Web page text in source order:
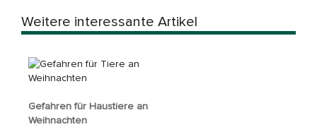
Weitere interessante Artikel
Gefahren für Haustiere an
Weihnachten